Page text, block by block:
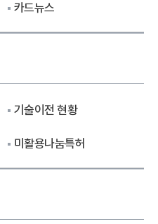
카드뉴스
기술이전 현황
미활용나눔특허